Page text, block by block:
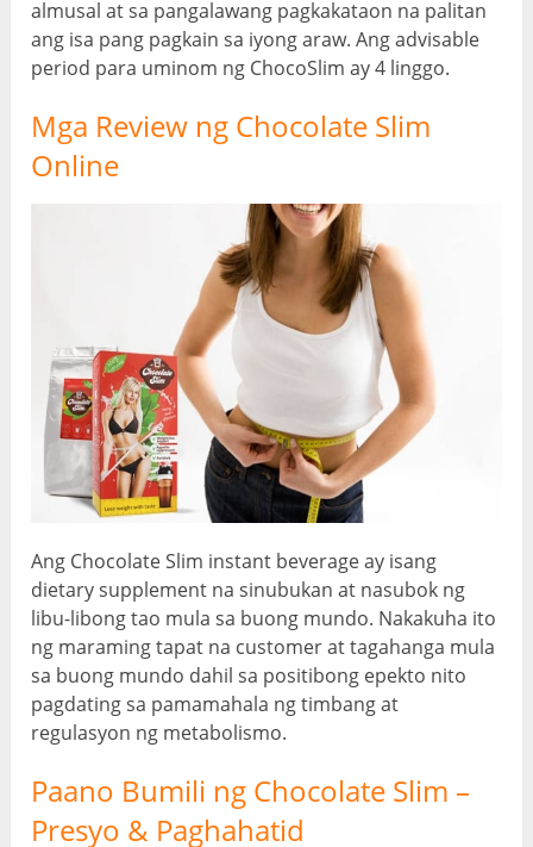
almusal at sa pangalawang pagkakataon na palitan
ang isa pang pagkain sa iyong araw. Ang advisable
period para uminom ng ChocoSlim ay 4 linggo.
Mga Review ng Chocolate Slim
Online
Ang Chocolate Slim instant beverage ay isang
dietary supplement na sinubukan at nasubok ng
libu-libong tao mula sa buong mundo. Nakakuha ito
ng maraming tapat na customer at tagahanga mula
sa buong mundo dahil sa positibong epekto nito
pagdating sa pamamahala ng timbang at
regulasyon ng metabolismo.
Paano Bumili ng Chocolate Slim –
Presyo & Paghahatid